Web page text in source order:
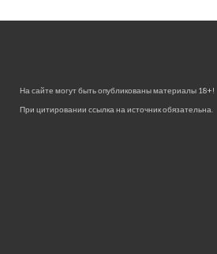
На сайте могут быть опубликованы материалы 18+!
При цитировании ссылка на источник обязательна.